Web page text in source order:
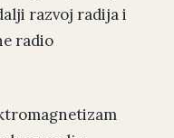
razvoj radija i
radio